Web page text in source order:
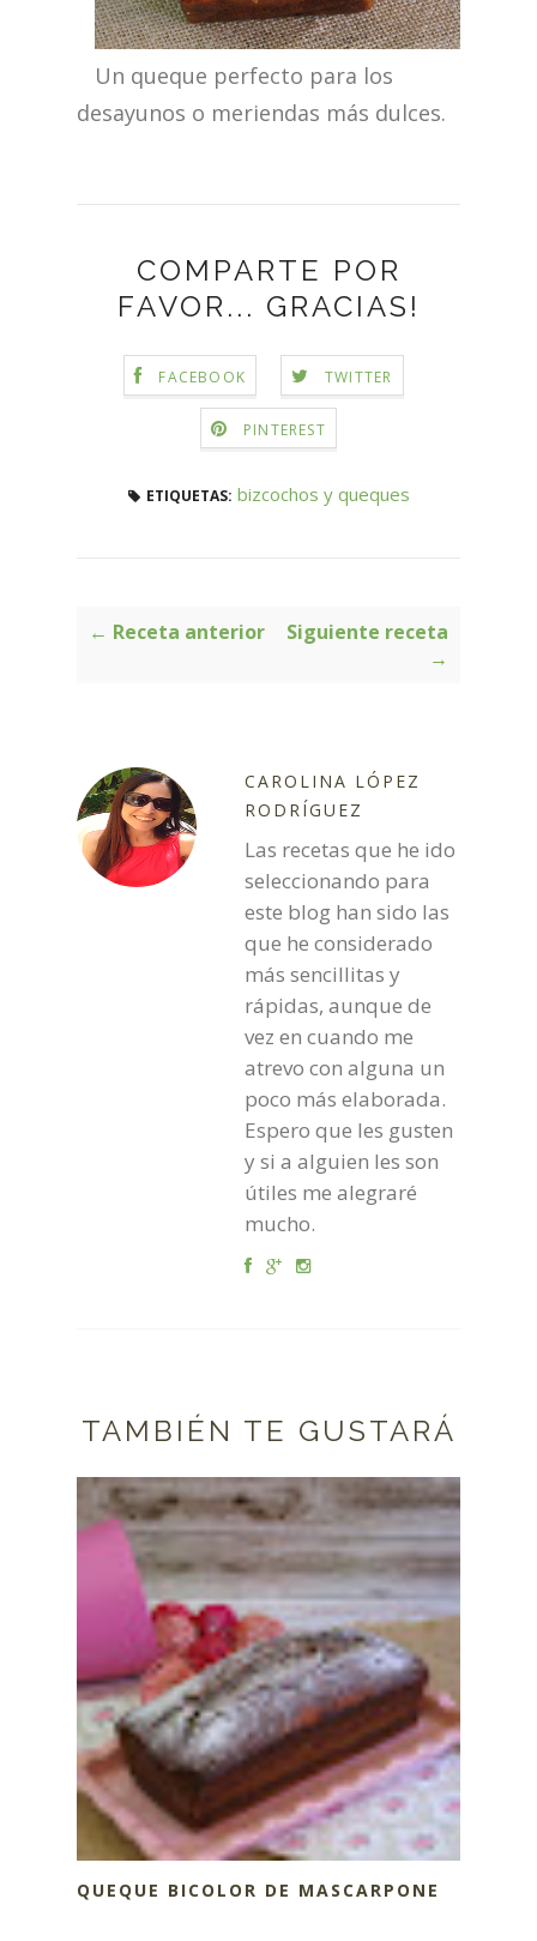
Un queque perfecto para los
desayunos o meriendas más dulces.
COMPARTE POR
FAVOR... GRACIAS!
FACEBOOK TWITTER
PINTEREST
ETIQUETAS: bizcochos y queques
← Receta anterior
Siguiente receta
→
CAROLINA LÓPEZ
RODRÍGUEZ
Las recetas que he ido
seleccionando para
este blog han sido las
que he considerado
más sencillitas y
rápidas, aunque de
vez en cuando me
atrevo con alguna un
poco más elaborada.
Espero que les gusten
y si a alguien les son
útiles me alegraré
mucho.
TAMBIÉN TE GUSTARÁ
QUEQUE BICOLOR DE MASCARPONE